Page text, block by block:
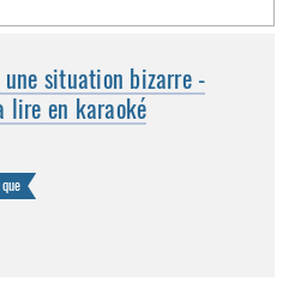
une situation bizarre -
lire en karaoké